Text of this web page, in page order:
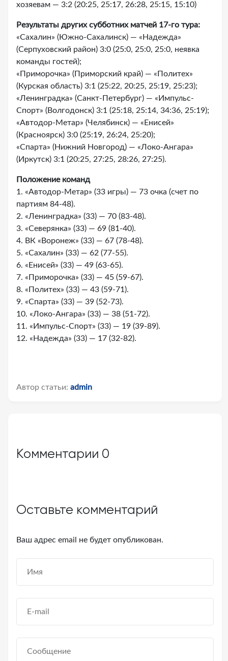
хозяевам — 3:2 (20:25, 25:17, 26:28, 25:15, 15:10)
Результаты других субботних матчей 17-го тура:
«Сахалин» (Южно-Сахалинск) — «Надежда»
(Серпуховский район) 3:0 (25:0, 25:0, 25:0, неявка
команды гостей);
«Приморочка» (Приморский край) — «Политех»
(Курская область) 3:1 (25:22, 20:25, 25:19, 25:23);
«Ленинградка» (Санкт-Петербург) — «Импульс-
Спорт» (Волгодонск) 3:1 (25:18, 25:14, 34:36, 25:19);
«Автодор-Метар» (Челябинск) — «Енисей»
(Красноярск) 3:0 (25:19, 26:24, 25:20);
«Спарта» (Нижний Новгород) — «Локо-Ангара»
(Иркутск) 3:1 (20:25, 27:25, 28:26, 27:25).
Положение команд
1. «Автодор-Метар» (33 игры) — 73 очка (счет по
партиям 84-48).
2. «Ленинградка» (33) — 70 (83-48).
3. «Северянка» (33) — 69 (81-40).
4. ВК «Воронеж» (33) — 67 (78-48).
5. «Сахалин» (33) — 62 (77-55).
6. «Енисей» (33) — 49 (63-65).
7. «Приморочка» (33) — 45 (59-67).
8. «Политех» (33) — 43 (59-71).
9. «Спарта» (33) — 39 (52-73).
10. «Локо-Ангара» (33) — 38 (51-72).
11. «Импульс-Спорт» (33) — 19 (39-89).
12. «Надежда» (33) — 17 (32-82).
Автор статьи: admin
Комментарии 0
Оставьте комментарий
Ваш адрес email не будет опубликован.